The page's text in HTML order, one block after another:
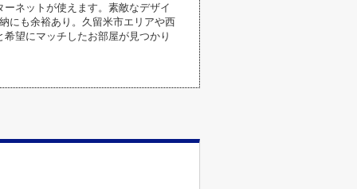
ネットが使えます。素敵なデザイ
にも余裕あり。久留米市エリアや西
望にマッチしたお部屋が見つかり